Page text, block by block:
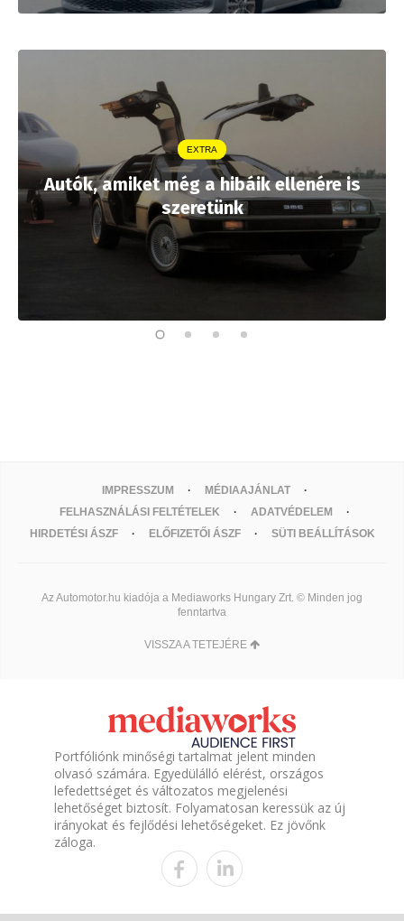
EXTRA
Autók, amiket még a hibáik ellenére is
szeretünk
IMPRESSZUM
MÉDIAAJÁNLAT
FELHASZNÁLÁSI FELTÉTELEK
ADATVÉDELEM
HIRDETÉSI ÁSZF
ELŐFIZETŐI ÁSZF SÜTI BEÁLLÍTÁSOK
Az Automotor.hu kiadója a Mediaworks Hungary Zrt. © Minden jog
fenntartva
VISSZA A TETEJÉRE
Portfóliónk minőségi tartalmat jelent minden
olvasó számára. Egyedülálló elérést, országos
lefedettséget és változatos megjelenési
lehetőséget biztosít. Folyamatosan keressük az új
irányokat és fejlődési lehetőségeket. Ez jövőnk
záloga.